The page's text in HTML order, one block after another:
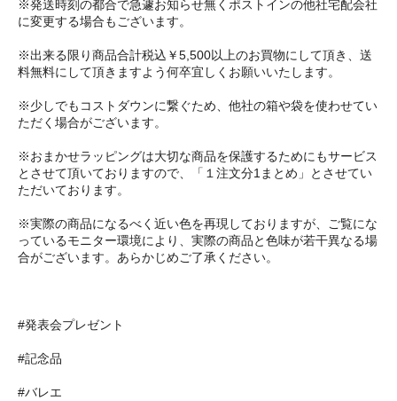
※発送時刻の都合で急遽お知らせ無くポストインの他社宅配会社
に変更する場合もございます。
※出来る限り商品合計税込￥5,500以上のお買物にして頂き、送
料無料にして頂きますよう何卒宜しくお願いいたします。
※少しでもコストダウンに繋ぐため、他社の箱や袋を使わせてい
ただく場合がございます。
※おまかせラッピングは大切な商品を保護するためにもサービス
とさせて頂いておりますので、「１注文分1まとめ」とさせてい
ただいております。
※実際の商品になるべく近い色を再現しておりますが、ご覧にな
っているモニター環境により、実際の商品と色味が若干異なる場
合がございます。あらかじめご了承ください。
#発表会プレゼント
#記念品
#バレエ